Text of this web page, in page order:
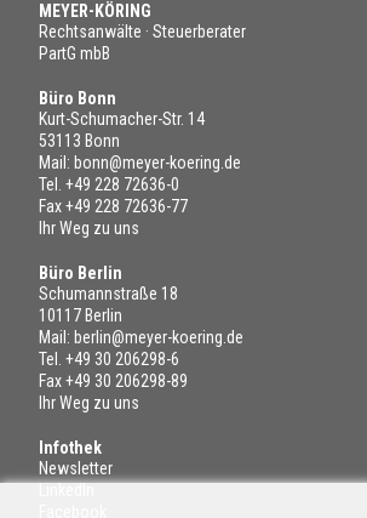
MEYER-KÖRING
Rechtsanwälte · Steuerberater
PartG mbB
Büro Bonn
Kurt-Schumacher-Str. 14
53113 Bonn
Mail: bonn@meyer-koering.de
Tel. +49 228 72636-0
Fax +49 228 72636-77
Ihr Weg zu uns
Büro Berlin
Schumannstraße 18
10117 Berlin
Mail: berlin@meyer-koering.de
Tel. +49 30 206298-6
Fax +49 30 206298-89
Ihr Weg zu uns
Infothek
Newsletter